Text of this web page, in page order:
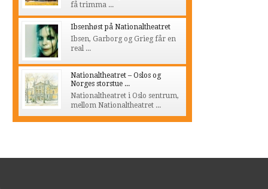
få trimma ...
Ibsenhøst på Nationaltheatret
Ibsen, Garborg og Grieg får en
real ...
Nationaltheatret – Oslos og
Norges storstue ...
Nationaltheatret i Oslo sentrum,
mellom Nationaltheatret ...